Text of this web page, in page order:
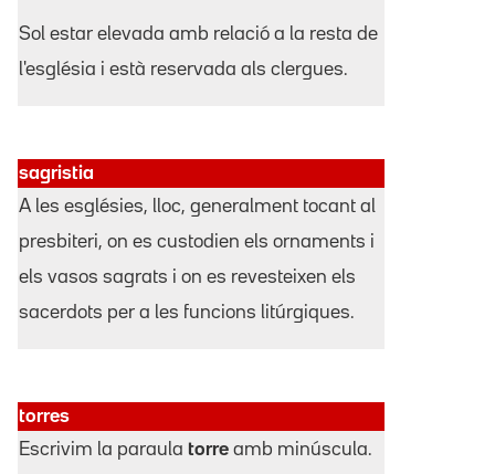
Sol estar elevada amb relació a la resta de
l'església i està reservada als clergues.
sagristia
A les esglésies, lloc, generalment tocant al
presbiteri, on es custodien els ornaments i
els vasos sagrats i on es revesteixen els
sacerdots per a les funcions litúrgiques.
torres
Escrivim la paraula torre amb minúscula.